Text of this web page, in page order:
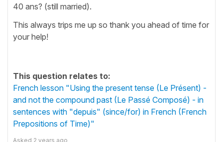
40 ans? (still married).
This always trips me up so thank you ahead of time for
your help!
This question relates to:
French lesson "Using the present tense (Le Présent) -
and not the compound past (Le Passé Composé) - in
sentences with "depuis" (since/for) in French (French
Prepositions of Time)"
Asked 2 years ago